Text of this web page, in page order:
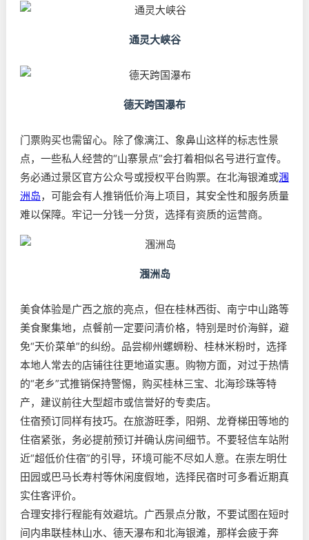
通灵大峡谷
德天跨国瀑布
门票购买也需留心。除了像漓江、象鼻山这样的标志性景
点，一些私人经营的“山寨景点”会打着相似名号进行宣传。
务必通过景区官方公众号或授权平台购票。在北海银滩或涠
洲岛，可能会有人推销低价海上项目，其安全性和服务质量
难以保障。牢记一分钱一分货，选择有资质的运营商。
涠洲岛
美食体验是广西之旅的亮点，但在桂林西街、南宁中山路等
美食聚集地，点餐前一定要问清价格，特别是时价海鲜，避
免“天价菜单”的纠纷。品尝柳州螺蛳粉、桂林米粉时，选择
本地人常去的店铺往往更地道实惠。购物方面，对过于热情
的“老乡”式推销保持警惕，购买桂林三宝、北海珍珠等特
产，建议前往大型超市或信誉好的专卖店。
住宿预订同样有技巧。在旅游旺季，阳朔、龙脊梯田等地的
住宿紧张，务必提前预订并确认房间细节。不要轻信车站附
近“超低价住宿”的引导，环境可能不尽如人意。在崇左明仕
田园或巴马长寿村等休闲度假地，选择民宿时可多看近期真
实住客评价。
合理安排行程能有效避坑。广西景点分散，不要试图在短时
间内串联桂林山水、德天瀑布和北海银滩，那样会疲于奔